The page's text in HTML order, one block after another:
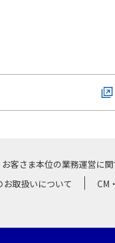
お客さま本位の業務運営に
お取扱いについて
CM